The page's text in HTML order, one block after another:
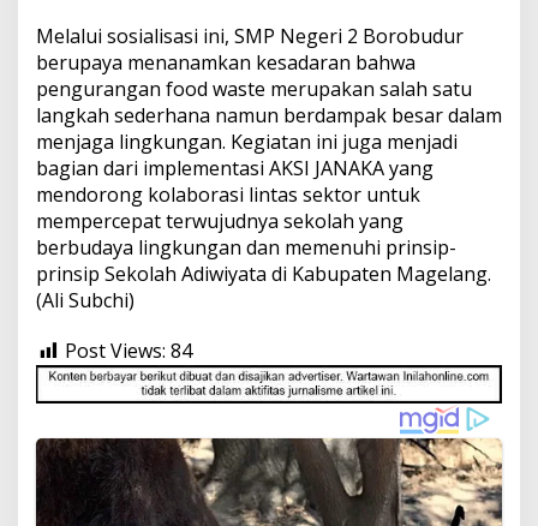
Melalui sosialisasi ini, SMP Negeri 2 Borobudur
berupaya menanamkan kesadaran bahwa
pengurangan food waste merupakan salah satu
langkah sederhana namun berdampak besar dalam
menjaga lingkungan. Kegiatan ini juga menjadi
bagian dari implementasi AKSI JANAKA yang
mendorong kolaborasi lintas sektor untuk
mempercepat terwujudnya sekolah yang
berbudaya lingkungan dan memenuhi prinsip-
prinsip Sekolah Adiwiyata di Kabupaten Magelang.
(Ali Subchi)
Post Views: 84